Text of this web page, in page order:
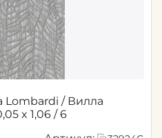
Lombardi / Вилла
x 1,06 / 6